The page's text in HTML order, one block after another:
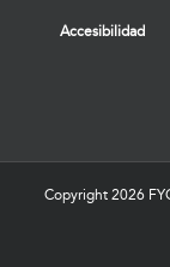
Accesibilidad
Copyright 2026